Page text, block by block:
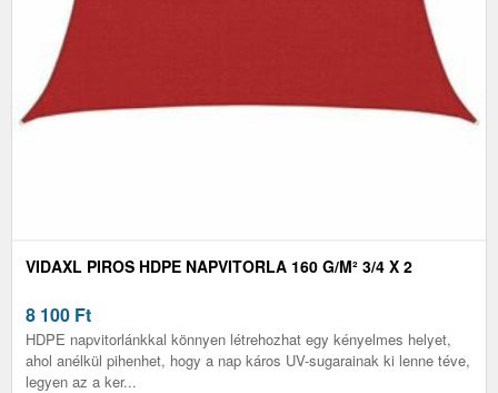
VIDAXL PIROS HDPE NAPVITORLA 160 G/M² 3/4 X 2
8 100 Ft
HDPE napvitorlánkkal könnyen létrehozhat egy kényelmes helyet,
ahol anélkül pihenhet, hogy a nap káros UV-sugarainak ki lenne téve,
legyen az a ker...